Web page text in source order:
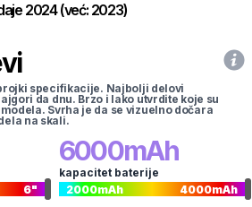
2024(već: 2023)
specifikacije. Najbolji delovi
da dnu. Brzo i lako utvrdite koje su
Svrha je da se vizuelno dočara
na skali.
6"
6000mAh
kapacitet baterije
2000mAh 4000mAh